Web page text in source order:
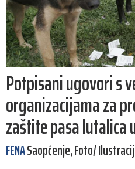
Potpisani ugovori s
organizacijama za
zaštite pasa lutalica
FENASaopćenje, Foto/